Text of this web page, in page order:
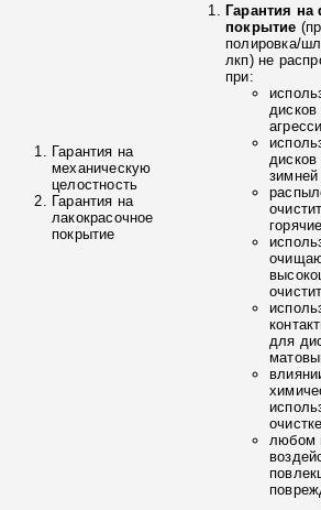
Гарантия на
механическую
целостность
Гарантия на
лакокрасочное
покрытие
Гарантия
покрытие
полировка/
лкп) не
при:
зимней
для
любом